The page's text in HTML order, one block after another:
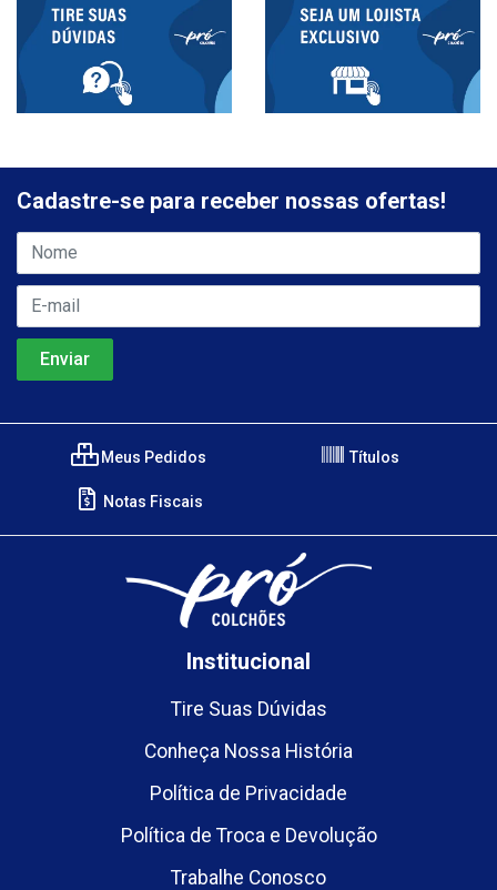
Cadastre-se para receber nossas ofertas!
Meus Pedidos Títulos
Notas Fiscais
Institucional
Tire Suas Dúvidas
Conheça Nossa História
Política de Privacidade
Política de Troca e Devolução
Trabalhe Conosco